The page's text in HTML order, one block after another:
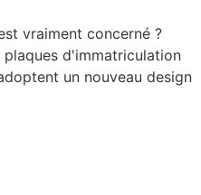
vraiment concerné ?
plaques d'immatriculation
un nouveau design